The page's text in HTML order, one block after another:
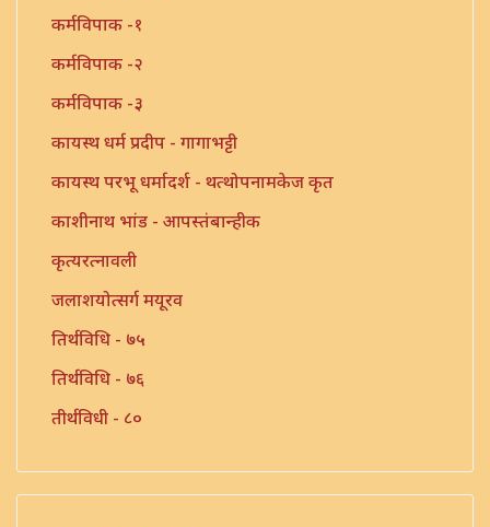
कर्मविपाक -१
कर्मविपाक -२
कर्मविपाक -३
कायस्थ धर्म प्रदीप - गागाभट्टी
कायस्थ परभू धर्मादर्श - थत्थोपनामकेज कृत
काशीनाथ भांड - आपस्तंबान्हीक
कृत्यरत्नावली
जलाशयोत्सर्ग मयूरव
तिर्थविधि - ७५
तिर्थविधि - ७६
तीर्थविधी - ८०
त्रुटीत ग्रंथ - १०